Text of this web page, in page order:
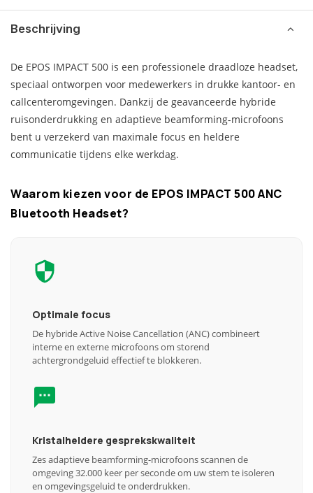
Beschrijving
De EPOS IMPACT 500 is een professionele draadloze headset,
speciaal ontworpen voor medewerkers in drukke kantoor- en
callcenteromgevingen. Dankzij de geavanceerde hybride
ruisonderdrukking en adaptieve beamforming-microfoons
bent u verzekerd van maximale focus en heldere
communicatie tijdens elke werkdag.
Waarom kiezen voor de EPOS IMPACT 500 ANC
Bluetooth Headset?
Optimale focus
De hybride Active Noise Cancellation (ANC) combineert
interne en externe microfoons om storend
achtergrondgeluid effectief te blokkeren.
Kristalheldere gesprekskwaliteit
Zes adaptieve beamforming-microfoons scannen de
omgeving 32.000 keer per seconde om uw stem te isoleren
en omgevingsgeluid te onderdrukken.